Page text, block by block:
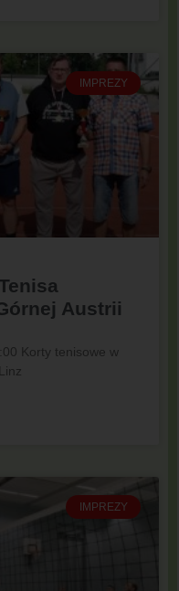
IMPREZY
Austrii
Korty tenisowe w
IMPREZY